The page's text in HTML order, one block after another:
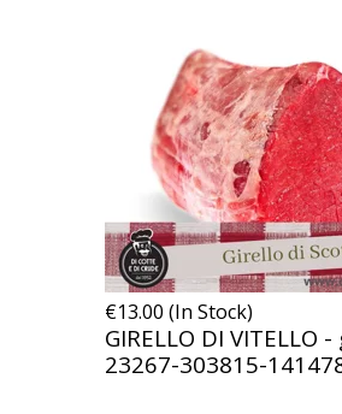
€13.00 (In Stock)
GIRELLO DI VITELLO
23267-303815-